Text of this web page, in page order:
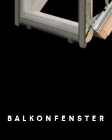
BALKONFENSTER